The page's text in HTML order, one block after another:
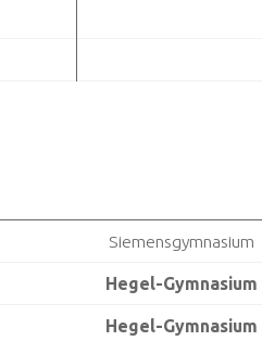
Siemensgymnasium
Hegel-Gymnasium
Hegel-Gymnasium